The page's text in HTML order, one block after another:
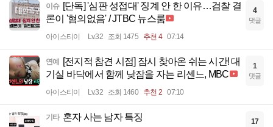
이슈 [단독] '심판 성접대' 징계 안 한 이유…검찰 결
론이 '혐의없음' / JTBC 뉴스룸
아이스티이 Lv.32 조회 1475 추천 4 07:14
4
댓글
연예
[전지적 참견 시점] 잠시 찾아온 쉬는 시간! 대
기실 바닥에서 함께 낮잠을 자는 리센느, MBC
아이스티이 Lv.32 조회 1460 추천 2 07:10
1
댓글
기타 혼자 사는 남자 특징 17